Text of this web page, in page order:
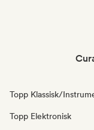
Topp Klassisk/
Topp Elektronisk